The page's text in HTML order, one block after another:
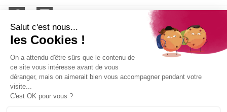
FacebookInstagram
NOS VINS
NOTRE DOMAINE